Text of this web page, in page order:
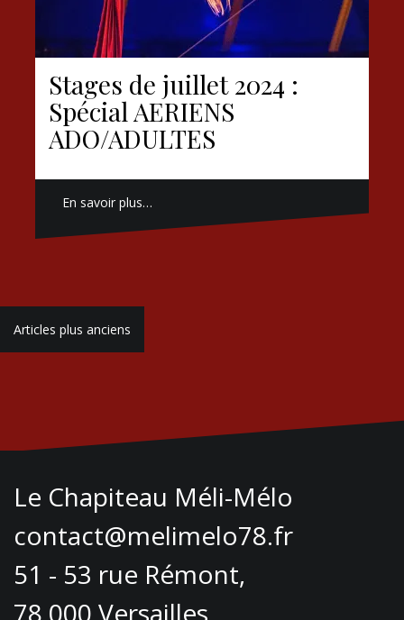
Stages de juillet 2024 :
Spécial AERIENS
ADO/ADULTES
En savoir plus…
Navigation
des
Articles plus anciens
Le Chapiteau Méli-Mélo
contact@melimelo78.fr
51 - 53 rue Rémont,
78 000 Versailles